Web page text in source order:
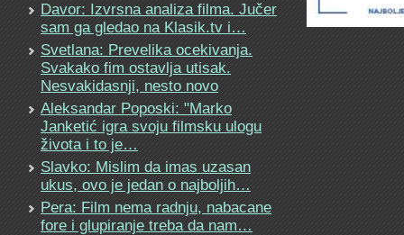
Davor: Izvrsna analiza filma. Jučer
sam ga gledao na Klasik.tv i…
Svetlana: Prevelika ocekivanja.
Svakako fim ostavlja utisak.
Nesvakidasnji, nesto novo
Aleksandar Poposki: "Marko
Janketić igra svoju filmsku ulogu
života i to je…
Slavko: Mislim da imas uzasan
ukus, ovo je jedan o najboljih…
Pera: Film nema radnju, nabacane
fore i glupiranje treba da nam…